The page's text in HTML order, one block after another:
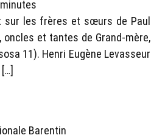
minutes
sur les frères et sœurs de Paul
oncles et tantes de Grand-mère,
11). Henri Eugène Levasseur